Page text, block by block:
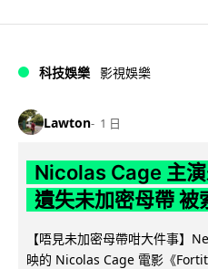
科技娛樂 影視娛樂
Lawton 1 日
Nicolas Cage 主
遺失未加密母帶 被
【唔見未加密母帶咁大件事】
映的 Nicolas Cage 電影《